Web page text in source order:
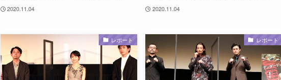
2020.11.04 2020.11.04
レポート レポート